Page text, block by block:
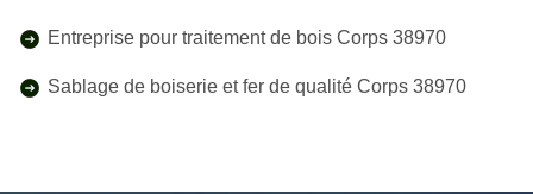
Entreprise pour traitement de bois Corps 38970
Sablage de boiserie et fer de qualité Corps 38970